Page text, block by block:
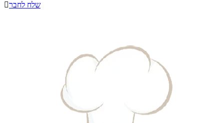
שלח לחבר